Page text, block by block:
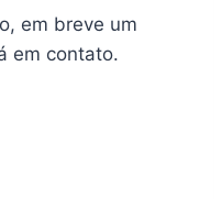
em breve um
em contato.